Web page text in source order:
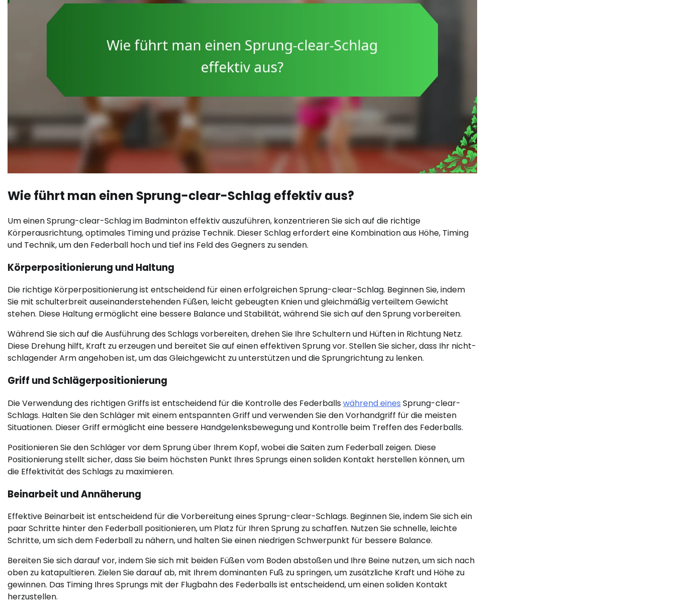
Wie führt man einen Sprung-clear-Schlag effektiv aus?
Um einen Sprung-clear-Schlag im Badminton effektiv auszuführen, konzentrieren Sie sich auf die richtige
Körperausrichtung, optimales Timing und präzise Technik. Dieser Schlag erfordert eine Kombination aus Höhe, Timing
und Technik, um den Federball hoch und tief ins Feld des Gegners zu senden.
Körperpositionierung und Haltung
Die richtige Körperpositionierung ist entscheidend für einen erfolgreichen Sprung-clear-Schlag. Beginnen Sie, indem
Sie mit schulterbreit auseinanderstehenden Füßen, leicht gebeugten Knien und gleichmäßig verteiltem Gewicht
stehen. Diese Haltung ermöglicht eine bessere Balance und Stabilität, während Sie sich auf den Sprung vorbereiten.
Während Sie sich auf die Ausführung des Schlags vorbereiten, drehen Sie Ihre Schultern und Hüften in Richtung Netz.
Diese Drehung hilft, Kraft zu erzeugen und bereitet Sie auf einen effektiven Sprung vor. Stellen Sie sicher, dass Ihr nicht-
schlagender Arm angehoben ist, um das Gleichgewicht zu unterstützen und die Sprungrichtung zu lenken.
Griff und Schlägerpositionierung
Die Verwendung des richtigen Griffs ist entscheidend für die Kontrolle des Federballswährend eines Sprung-clear-
Schlags. Halten Sie den Schläger mit einem entspannten Griff und verwenden Sie den Vorhandgriff für die meisten
Situationen. Dieser Griff ermöglicht eine bessere Handgelenksbewegung und Kontrolle beim Treffen des Federballs.
Positionieren Sie den Schläger vor dem Sprung über Ihrem Kopf, wobei die Saiten zum Federball zeigen. Diese
Positionierung stellt sicher, dass Sie beim höchsten Punkt Ihres Sprungs einen soliden Kontakt herstellen können, um
die Effektivität des Schlags zu maximieren.
Beinarbeit und Annäherung
Effektive Beinarbeit ist entscheidend für die Vorbereitung eines Sprung-clear-Schlags. Beginnen Sie, indem Sie sich ein
paar Schritte hinter den Federball positionieren, um Platz für Ihren Sprung zu schaffen. Nutzen Sie schnelle, leichte
Schritte, um sich dem Federball zu nähern, und halten Sie einen niedrigen Schwerpunkt für bessere Balance.
Bereiten Sie sich darauf vor, indem Sie sich mit beiden Füßen vom Boden abstoßen und Ihre Beine nutzen, um sich nach
oben zu katapultieren. Zielen Sie darauf ab, mit Ihrem dominanten Fuß zu springen, um zusätzliche Kraft und Höhe zu
gewinnen. Das Timing Ihres Sprungs mit der Flugbahn des Federballs ist entscheidend, um einen soliden Kontakt
herzustellen.